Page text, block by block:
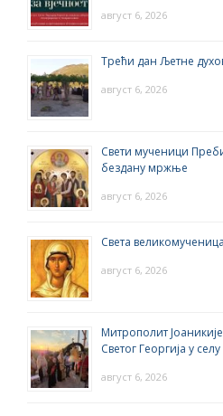
август 6, 2026
Трећи дан Љетне
август 6, 2026
Свети мученици
бездану мржње
август 6, 2026
Света
август 6, 2026
Митрополит
Светог Георгија у
август 6, 2026